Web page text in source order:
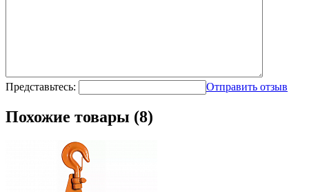
Представьтесь: Отправить отзыв
Похожие товары (8)